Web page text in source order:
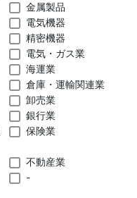
金属製品
電気機器
精密機器
電気・ガス業
海運業
倉庫・運輸関連業
卸売業
銀行業
保険業
不動産業
-